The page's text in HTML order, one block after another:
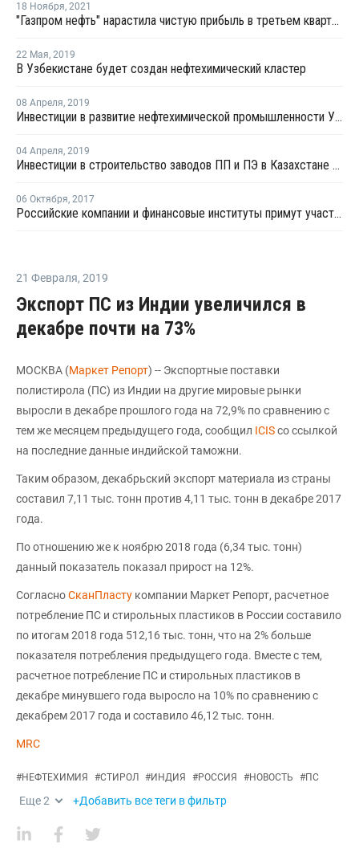
18 Ноября, 2021
"Газпром нефть" нарастила чистую прибыль в третьем квартале на 5%
22 Мая, 2019
В Узбекистане будет создан нефтехимический кластер
08 Апреля, 2019
Инвестиции в развитие нефтехимической промышленности Узбекистана составят USD12,1 млрд
04 Апреля, 2019
Инвестиции в строительство заводов ПП и ПЭ в Казахстане составят более USD9 млрд
06 Октября, 2017
Российские компании и финансовые институты примут участие в строительстве завода синтетического топлива в Узбекистане
21 Февраля, 2019
Экспорт ПС из Индии увеличился в
декабре почти на 73%
МОСКВА (Маркет Репорт) -- Экспортные поставки
полистирола (ПС) из Индии на другие мировые рынки
выросли в декабре прошлого года на 72,9% по сравнению с
тем же месяцем предыдущего года, сообщил ICISсо ссылкой
на последние данные индийской таможни.
Таким образом, декабрьский экспорт материала из страны
составил 7,11 тыс. тонн против 4,11 тыс. тонн в декабре 2017
года.
По отношению же к ноябрю 2018 года (6,34 тыс. тонн)
данный показатель показал прирост на 12%.
СогласноСканПласту компании Маркет Репорт, расчетное
потребление ПС и стирольных пластиков в России составило
по итогам 2018 года 512,16 тыс. тонн, что на 2% больше
показателя потребления предыдущего года. Вместе с тем,
расчетное потребление ПС и стирольных пластиков в
декабре минувшего года выросло на 10% по сравнению с
декабрем 2017 года и составило 46,12 тыс. тонн.
MRC
#НЕФТЕХИМИЯ #СТИРОЛ #ИНДИЯ #РОССИЯ #НОВОСТЬ #ПС
Еще2 +Добавить все теги в фильтр